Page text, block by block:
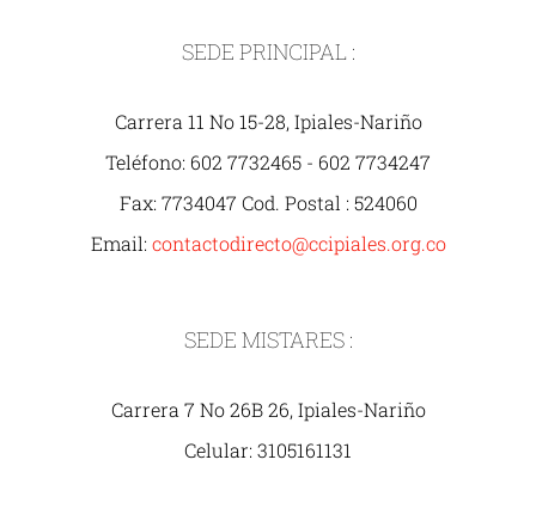
SEDE PRINCIPAL :
Carrera 11 No 15-28, Ipiales-Nariño
Teléfono: 602 7732465 - 602 7734247
Fax: 7734047 Cod. Postal : 524060
Email: contactodirecto@ccipiales.org.co
SEDE MISTARES :
Carrera 7 No 26B 26, Ipiales-Nariño
Celular: 3105161131